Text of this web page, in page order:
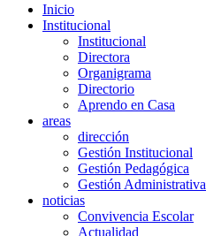
Inicio
Institucional
Institucional
Directora
Organigrama
Directorio
Aprendo en Casa
areas
dirección
Gestión Institucional
Gestión Pedagógica
Gestión Administrativa
noticias
Convivencia Escolar
Actualidad